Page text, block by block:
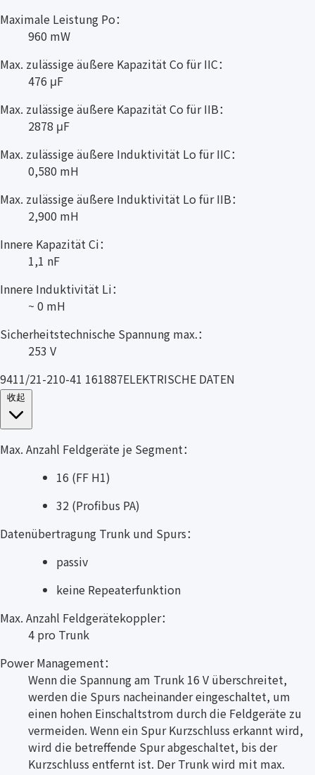
Maximale Leistung Po：
960 mW
Max. zulässige äußere Kapazität Co für IIC：
476 μF
Max. zulässige äußere Kapazität Co für IIB：
2878 μF
Max. zulässige äußere Induktivität Lo für IIC：
0,580 mH
Max. zulässige äußere Induktivität Lo für IIB：
2,900 mH
Innere Kapazität Ci：
1,1 nF
Innere Induktivität Li：
~ 0 mH
Sicherheitstechnische Spannung max.：
253 V
9411/21-210-41 161887ELEKTRISCHE DATEN
Max. Anzahl Feldgeräte je Segment：
16 (FF H1)
32 (Profibus PA)
Datenübertragung Trunk und Spurs：
passiv
keine Repeaterfunktion
Max. Anzahl Feldgerätekoppler：
4 pro Trunk
Power Management：
Wenn die Spannung am Trunk 16 V überschreitet,
werden die Spurs nacheinander eingeschaltet, um
einen hohen Einschaltstrom durch die Feldgeräte zu
vermeiden. Wenn ein Spur Kurzschluss erkannt wird,
wird die betreffende Spur abgeschaltet, bis der
Kurzschluss entfernt ist. Der Trunk wird mit max.